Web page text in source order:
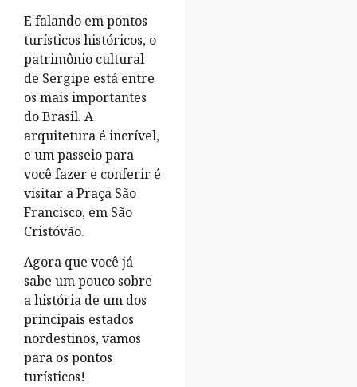
E falando em pontos
turísticos históricos, o
patrimônio cultural
de Sergipe está entre
os mais importantes
do Brasil. A
arquitetura é incrível,
e um passeio para
você fazer e conferir é
visitar a Praça São
Francisco, em São
Cristóvão.
Agora que você já
sabe um pouco sobre
a história de um dos
principais estados
nordestinos, vamos
para os pontos
turísticos!